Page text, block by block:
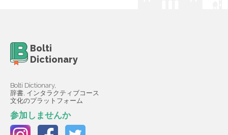
Bolti
Dictionary
Bolti Dictionary,
辞書, インタラクティブコース
文化のプラットフォーム
参加しませんか